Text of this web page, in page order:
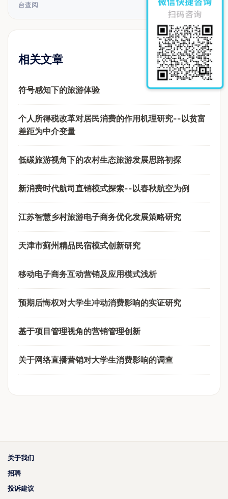
台查阅
相关文章
符号感知下的旅游体验
个人所得税改革对居民消费的作用机理研究--以贫富
差距为中介变量
低碳旅游视角下的农村生态旅游发展思路初探
新消费时代航司直销模式探索--以春秋航空为例
江苏智慧乡村旅游电子商务优化发展策略研究
天津市蓟州精品民宿模式创新研究
移动电子商务互动营销及应用模式浅析
预期后悔权对大学生冲动消费影响的实证研究
基于项目管理视角的营销管理创新
关于网络直播营销对大学生消费影响的调查
关于我们
招聘
投诉建议